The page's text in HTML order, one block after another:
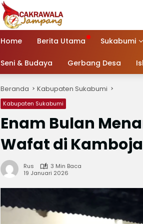
Home Berita Utama Sukabumi
Seni & Budaya Gerbang Desa
Beranda Kabupaten Sukabumi
Kabupaten Sukabumi
Enam Bulan
Wafat di
Rus
3 Min Baca
19 Januari 2026